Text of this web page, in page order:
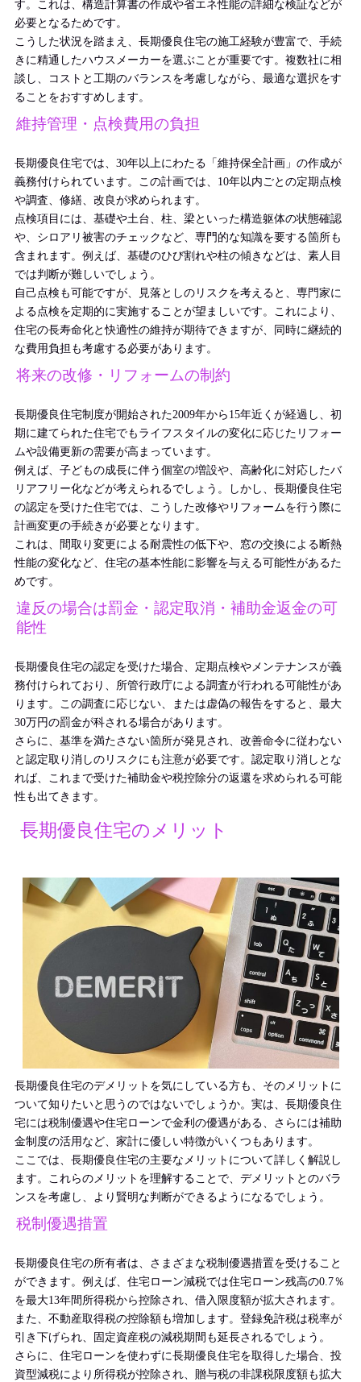
す。これは、構造計算書の作成や省エネ性能の詳細な検証などが
必要となるためです。
こうした状況を踏まえ、長期優良住宅の施工経験が豊富で、手続
きに精通したハウスメーカーを選ぶことが重要です。複数社に相
談し、コストと工期のバランスを考慮しながら、最適な選択をす
ることをおすすめします。
維持管理・点検費用の負担
長期優良住宅では、30年以上にわたる「維持保全計画」の作成が
義務付けられています。この計画では、10年以内ごとの定期点検
や調査、修繕、改良が求められます。
点検項目には、基礎や土台、柱、梁といった構造躯体の状態確認
や、シロアリ被害のチェックなど、専門的な知識を要する箇所も
含まれます。例えば、基礎のひび割れや柱の傾きなどは、素人目
では判断が難しいでしょう。
自己点検も可能ですが、見落としのリスクを考えると、専門家に
よる点検を定期的に実施することが望ましいです。これにより、
住宅の長寿命化と快適性の維持が期待できますが、同時に継続的
な費用負担も考慮する必要があります。
将来の改修・リフォームの制約
長期優良住宅制度が開始された2009年から15年近くが経過し、初
期に建てられた住宅でもライフスタイルの変化に応じたリフォー
ムや設備更新の需要が高まっています。
例えば、子どもの成長に伴う個室の増設や、高齢化に対応したバ
リアフリー化などが考えられるでしょう。しかし、長期優良住宅
の認定を受けた住宅では、こうした改修やリフォームを行う際に
計画変更の手続きが必要となります。
これは、間取り変更による耐震性の低下や、窓の交換による断熱
性能の変化など、住宅の基本性能に影響を与える可能性があるた
めです。
違反の場合は罰金・認定取消・補助金返金の可
能性
長期優良住宅の認定を受けた場合、定期点検やメンテナンスが義
務付けられており、所管行政庁による調査が行われる可能性があ
ります。この調査に応じない、または虚偽の報告をすると、最大
30万円の罰金が科される場合があります。
さらに、基準を満たさない箇所が発見され、改善命令に従わない
と認定取り消しのリスクにも注意が必要です。認定取り消しとな
れば、これまで受けた補助金や税控除分の返還を求められる可能
性も出てきます。
長期優良住宅のメリット
長期優良住宅のデメリットを気にしている方も、そのメリットに
ついて知りたいと思うのではないでしょうか。実は、長期優良住
宅には税制優遇や住宅ローンで金利の優遇がある、さらには補助
金制度の活用など、家計に優しい特徴がいくつもあります。
ここでは、長期優良住宅の主要なメリットについて詳しく解説し
ます。これらのメリットを理解することで、デメリットとのバラ
ンスを考慮し、より賢明な判断ができるようになるでしょう。
税制優遇措置
長期優良住宅の所有者は、さまざまな税制優遇措置を受けること
ができます。例えば、住宅ローン減税では住宅ローン残高の0.7％
を最大13年間所得税から控除され、借入限度額が拡大されます。
また、不動産取得税の控除額も増加します。登録免許税は税率が
引き下げられ、固定資産税の減税期間も延長されるでしょう。
さらに、住宅ローンを使わずに長期優良住宅を取得した場合、投
資型減税により所得税が控除され、贈与税の非課税限度額も拡大